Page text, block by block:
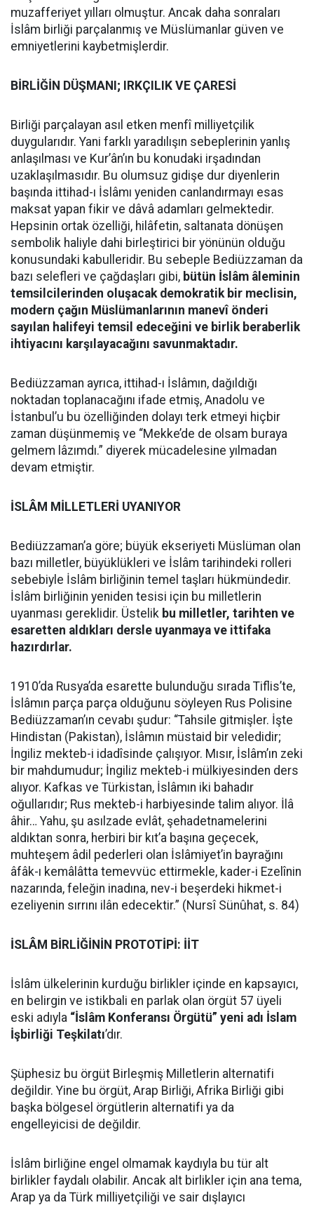
muzafferiyet yılları olmuştur. Ancak daha sonraları
İslâm birliği parçalanmış ve Müslümanlar güven ve
emniyetlerini kaybetmişlerdir.
BİRLİĞİN DÜŞMANI; IRKÇILIK VE ÇARESİ
Birliği parçalayan asıl etken menfî milliyetçilik
duygularıdır. Yani farklı yaradılışın sebeplerinin yanlış
anlaşılması ve Kur’ân’ın bu konudaki irşadından
uzaklaşılmasıdır. Bu olumsuz gidişe dur diyenlerin
başında ittihad-ı İslâmı yeniden canlandırmayı esas
maksat yapan fikir ve dâvâ adamları gelmektedir.
Hepsinin ortak özelliği, hilâfetin, saltanata dönüşen
sembolik haliyle dahi birleştirici bir yönünün olduğu
konusundaki kabulleridir. Bu sebeple Bediüzzaman da
bazı selefleri ve çağdaşları gibi, bütün İslâm âleminin
temsilcilerinden oluşacak demokratik bir meclisin,
modern çağın Müslümanlarının manevî önderi
sayılan halifeyi temsil edeceğini ve birlik beraberlik
ihtiyacını karşılayacağını savunmaktadır.
Bediüzzaman ayrıca, ittihad-ı İslâmın, dağıldığı
noktadan toplanacağını ifade etmiş, Anadolu ve
İstanbul’u bu özelliğinden dolayı terk etmeyi hiçbir
zaman düşünmemiş ve “Mekke’de de olsam buraya
gelmem lâzımdı.” diyerek mücadelesine yılmadan
devam etmiştir.
İSLÂM MİLLETLERİ UYANIYOR
Bediüzzaman’a göre; büyük ekseriyeti Müslüman olan
bazı milletler, büyüklükleri ve İslâm tarihindeki rolleri
sebebiyle İslâm birliğinin temel taşları hükmündedir.
İslâm birliğinin yeniden tesisi için bu milletlerin
uyanması gereklidir. Üstelik bu milletler, tarihten ve
esaretten aldıkları dersle uyanmaya ve ittifaka
hazırdırlar.
1910’da Rusya’da esarette bulunduğu sırada Tiflis’te,
İslâmın parça parça olduğunu söyleyen Rus Polisine
Bediüzzaman’ın cevabı şudur: “Tahsile gitmişler. İşte
Hindistan (Pakistan), İslâmın müstaid bir veledidir;
İngiliz mekteb-i idadîsinde çalışıyor. Mısır, İslâm’ın zeki
bir mahdumudur; İngiliz mekteb-i mülkiyesinden ders
alıyor. Kafkas ve Türkistan, İslâmın iki bahadır
oğullarıdır; Rus mekteb-i harbiyesinde talim alıyor. İlâ
âhir… Yahu, şu asılzade evlât, şehadetnamelerini
aldıktan sonra, herbiri bir kıt’a başına geçecek,
muhteşem âdil pederleri olan İslâmiyet’in bayrağını
âfâk-ı kemâlâtta temevvüc ettirmekle, kader-i Ezelînin
nazarında, feleğin inadına, nev-i beşerdeki hikmet-i
ezeliyenin sırrını ilân edecektir.” (Nursî Sünûhat, s. 84)
İSLÂM BİRLİĞİNİN PROTOTİPİ: İİT
İslâm ülkelerinin kurduğu birlikler içinde en kapsayıcı,
en belirgin ve istikbali en parlak olan örgüt 57 üyeli
eski adıyla “İslâm Konferansı Örgütü” yeni adı İslam
İşbirliği Teşkilatı’dır.
Şüphesiz bu örgüt Birleşmiş Milletlerin alternatifi
değildir. Yine bu örgüt, Arap Birliği, Afrika Birliği gibi
başka bölgesel örgütlerin alternatifi ya da
engelleyicisi de değildir.
İslâm birliğine engel olmamak kaydıyla bu tür alt
birlikler faydalı olabilir. Ancak alt birlikler için ana tema,
Arap ya da Türk milliyetçiliği ve sair dışlayıcı